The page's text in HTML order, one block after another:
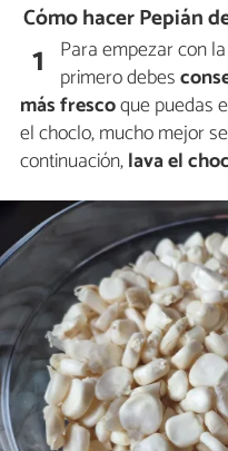
Cómo hacer Pepián
1 Para empezar con
primero debes
más frescoque puedas
el choclo, mucho mejor
continuación,lava el